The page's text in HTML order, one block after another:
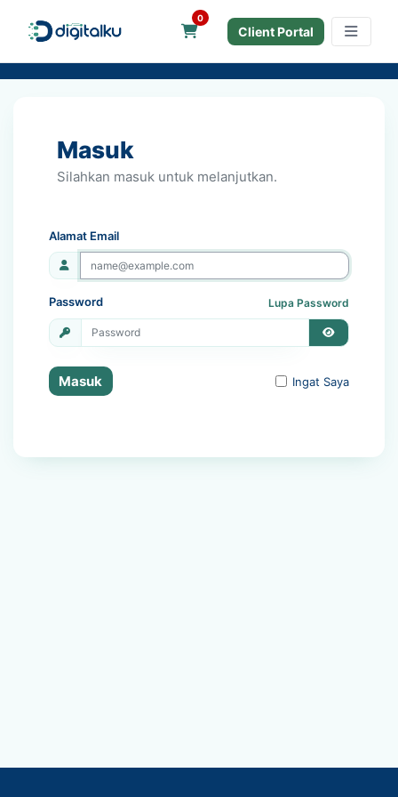
0
Keranjang Belanja
Client Portal
Masuk
Silahkan masuk untuk melanjutkan.
Alamat Email
Password Lupa Password
Masuk Ingat Saya